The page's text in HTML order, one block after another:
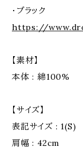
・ブラック
https://
【素材】
本体 : 綿100%
【サイズ】
表記サイズ : 1(S)
肩幅 : 42cm